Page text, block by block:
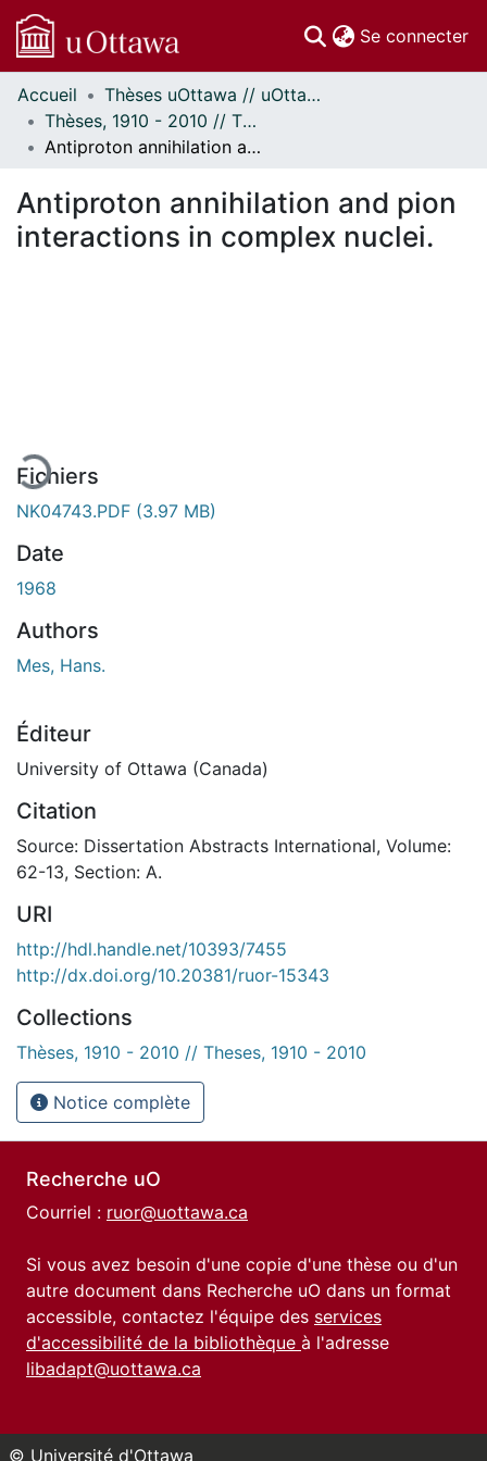
Se connecter
Communautés
et collections
Parcourir
À propos
Accueil
Thèses uOttawa // uOttawa Theses
Thèses, 1910 - 2010 // Theses, 1910 - 2010
Antiproton annihilation and pion interactions in complex nuclei.
Antiproton annihilation and pion
interactions in complex nuclei.
Fichiers
NK04743.PDF (3.97 MB)
Date
1968
Authors
Mes, Hans.
Éditeur
University of Ottawa (Canada)
Citation
Source: Dissertation Abstracts International, Volume:
62-13, Section: A.
URI
http://hdl.handle.net/10393/7455
http://dx.doi.org/10.20381/ruor-15343
Collections
Thèses, 1910 - 2010 // Theses, 1910 - 2010
Notice complète
Recherche uO
Courriel : ruor@uottawa.ca
Si vous avez besoin d'une copie d'une thèse ou d'un
autre document dans Recherche uO dans un format
accessible, contactez l'équipe des services
d'accessibilité de la bibliothèque à l'adresse
libadapt@uottawa.ca
© Université d'Ottawa